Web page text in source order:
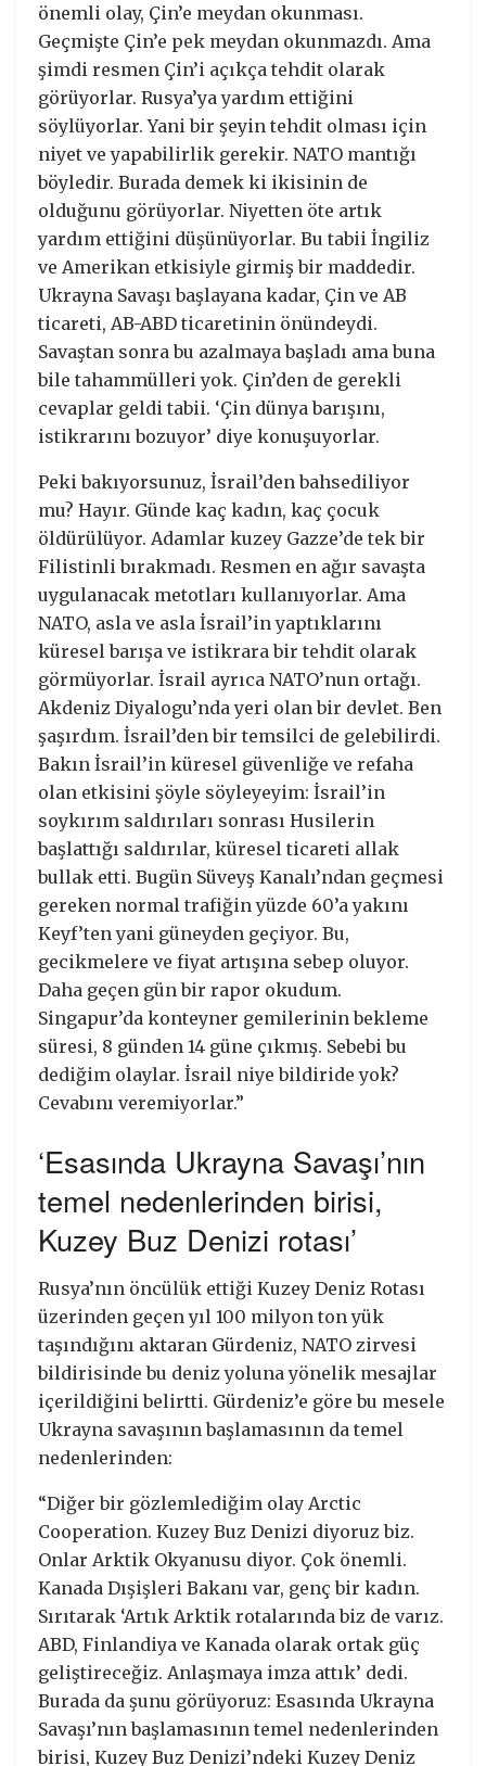
önemli olay, Çin’e meydan okunması.
Geçmişte Çin’e pek meydan okunmazdı. Ama
şimdi resmen Çin’i açıkça tehdit olarak
görüyorlar. Rusya’ya yardım ettiğini
söylüyorlar. Yani bir şeyin tehdit olması için
niyet ve yapabilirlik gerekir. NATO mantığı
böyledir. Burada demek ki ikisinin de
olduğunu görüyorlar. Niyetten öte artık
yardım ettiğini düşünüyorlar. Bu tabii İngiliz
ve Amerikan etkisiyle girmiş bir maddedir.
Ukrayna Savaşı başlayana kadar, Çin ve AB
ticareti, AB-ABD ticaretinin önündeydi.
Savaştan sonra bu azalmaya başladı ama buna
bile tahammülleri yok. Çin’den de gerekli
cevaplar geldi tabii. ‘Çin dünya barışını,
istikrarını bozuyor’ diye konuşuyorlar.
Peki bakıyorsunuz, İsrail’den bahsediliyor
mu? Hayır. Günde kaç kadın, kaç çocuk
öldürülüyor. Adamlar kuzey Gazze’de tek bir
Filistinli bırakmadı. Resmen en ağır savaşta
uygulanacak metotları kullanıyorlar. Ama
NATO, asla ve asla İsrail’in yaptıklarını
küresel barışa ve istikrara bir tehdit olarak
görmüyorlar. İsrail ayrıca NATO’nun ortağı.
Akdeniz Diyalogu’nda yeri olan bir devlet. Ben
şaşırdım. İsrail’den bir temsilci de gelebilirdi.
Bakın İsrail’in küresel güvenliğe ve refaha
olan etkisini şöyle söyleyeyim: İsrail’in
soykırım saldırıları sonrası Husilerin
başlattığı saldırılar, küresel ticareti allak
bullak etti. Bugün Süveyş Kanalı’ndan geçmesi
gereken normal trafiğin yüzde 60’a yakını
Keyf’ten yani güneyden geçiyor. Bu,
gecikmelere ve fiyat artışına sebep oluyor.
Daha geçen gün bir rapor okudum.
Singapur’da konteyner gemilerinin bekleme
süresi, 8 günden 14 güne çıkmış. Sebebi bu
dediğim olaylar. İsrail niye bildiride yok?
Cevabını veremiyorlar.”
‘Esasında Ukrayna Savaşı’nın
temel nedenlerinden birisi,
Kuzey Buz Denizi rotası’
Rusya’nın öncülük ettiği Kuzey Deniz Rotası
üzerinden geçen yıl 100 milyon ton yük
taşındığını aktaran Gürdeniz, NATO zirvesi
bildirisinde bu deniz yoluna yönelik mesajlar
içerildiğini belirtti. Gürdeniz’e göre bu mesele
Ukrayna savaşının başlamasının da temel
nedenlerinden:
“Diğer bir gözlemlediğim olay Arctic
Cooperation. Kuzey Buz Denizi diyoruz biz.
Onlar Arktik Okyanusu diyor. Çok önemli.
Kanada Dışişleri Bakanı var, genç bir kadın.
Sırıtarak ‘Artık Arktik rotalarında biz de varız.
ABD, Finlandiya ve Kanada olarak ortak güç
geliştireceğiz. Anlaşmaya imza attık’ dedi.
Burada da şunu görüyoruz: Esasında Ukrayna
Savaşı’nın başlamasının temel nedenlerinden
birisi, Kuzey Buz Denizi’ndeki Kuzey Deniz